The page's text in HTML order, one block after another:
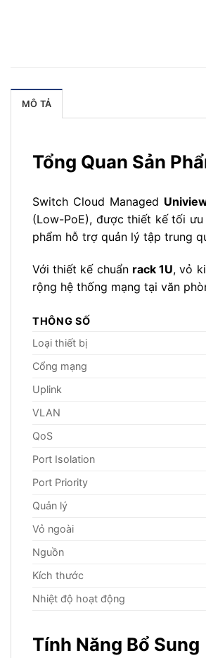
MÔ TẢ
Tổng Quan Sản
Switch Cloud Managed
(Low-PoE), được thiết kế tối
phẩm hỗ trợ quản lý tập trung
Với thiết kế chuẩn rack 1U, vỏ
rộng hệ thống mạng tại văn
THÔNG SỐ
Loại thiết bị
Cổng mạng
Uplink
VLAN
QoS
Port Isolation
Port Priority
Quản lý
Vỏ ngoài
Nguồn
Kích thước
Nhiệt độ hoạt động
Tính Năng Bổ Sung